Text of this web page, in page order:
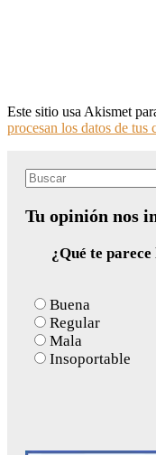
Este sitio usa Akismet
procesan los datos de tus
Search
Tu opinión nos
¿Qué te
Buena
Regular
Mala
Insoportable